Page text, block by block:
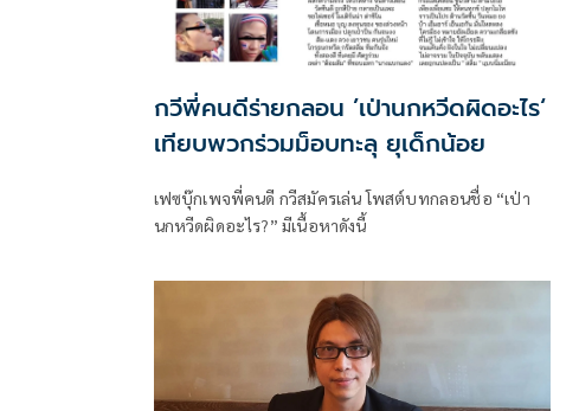
กวีพี่คนดีร่ายกลอน ’เป่านกหวีดผิดอะไร‘
เทียบพวกร่วมม็อบทะลุ ยุเด็กน้อย
เฟซบุ๊กเพจพี่คนดี กวีสมัครเล่น โพสต์บทกลอนชื่อ “เป่า
นกหวีดผิดอะไร?” มีเนื้อหาดังนี้